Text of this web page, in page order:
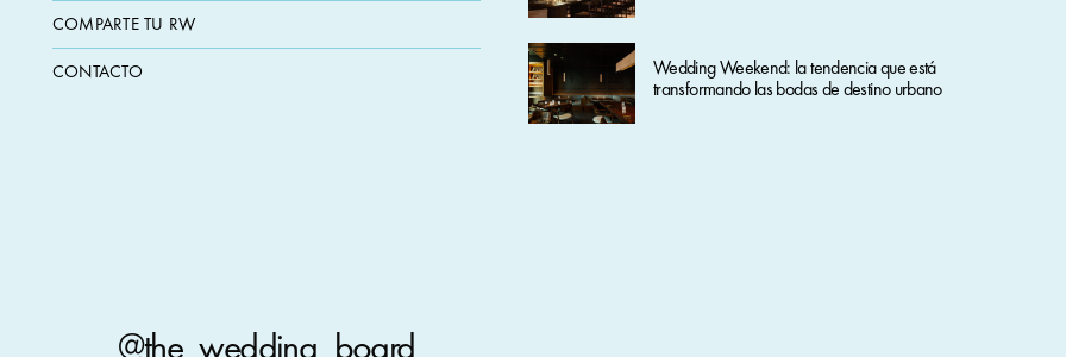
COMPARTE TU RW
CONTACTO
Wedding Weekend: la tendencia que está
transformando las bodas de destino urbano
@the_wedding_board